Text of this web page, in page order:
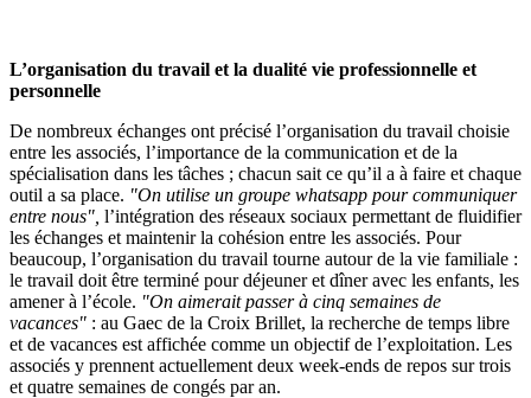
L’organisation du travail et la dualité vie professionnelle et
personnelle
De nombreux échanges ont précisé l’organisation du travail choisie
entre les associés, l’importance de la communication et de la
spécialisation dans les tâches ; chacun sait ce qu’il a à faire et chaque
outil a sa place. "On utilise un groupe whatsapp pour communiquer
entre nous", l’intégration des réseaux sociaux permettant de fluidifier
les échanges et maintenir la cohésion entre les associés. Pour
beaucoup, l’organisation du travail tourne autour de la vie familiale :
le travail doit être terminé pour déjeuner et dîner avec les enfants, les
amener à l’école. "On aimerait passer à cinq semaines de
vacances" : au Gaec de la Croix Brillet, la recherche de temps libre
et de vacances est affichée comme un objectif de l’exploitation. Les
associés y prennent actuellement deux week-ends de repos sur trois
et quatre semaines de congés par an.